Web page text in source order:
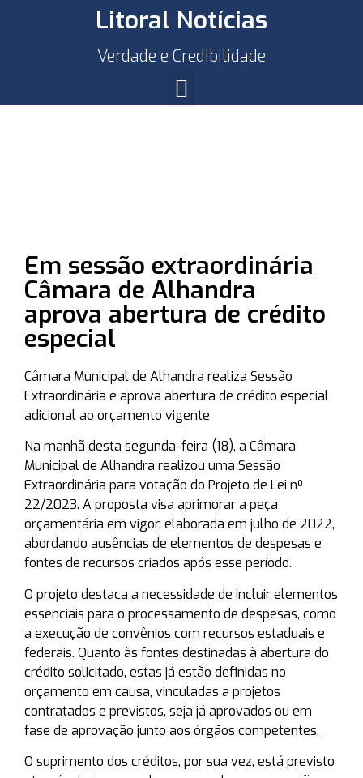
Litoral Notícias
Verdade e Credibilidade
Em sessão extraordinária
Câmara de Alhandra
aprova abertura de crédito
especial
Câmara Municipal de Alhandra realiza Sessão
Extraordinária e aprova abertura de crédito especial
adicional ao orçamento vigente
Na manhã desta segunda-feira (18), a Câmara
Municipal de Alhandra realizou uma Sessão
Extraordinária para votação do Projeto de Lei nº
22/2023. A proposta visa aprimorar a peça
orçamentária em vigor, elaborada em julho de 2022,
abordando ausências de elementos de despesas e
fontes de recursos criados após esse período.
O projeto destaca a necessidade de incluir elementos
essenciais para o processamento de despesas, como
a execução de convênios com recursos estaduais e
federais. Quanto às fontes destinadas à abertura do
crédito solicitado, estas já estão definidas no
orçamento em causa, vinculadas a projetos
contratados e previstos, seja já aprovados ou em
fase de aprovação junto aos órgãos competentes.
O suprimento dos créditos, por sua vez, está previsto